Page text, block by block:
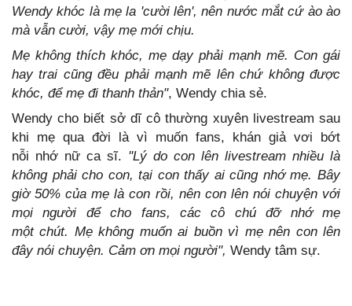
Wendy khóc là mẹ la 'cười lên', nên nước mắt cứ ào ào
mà vẫn cười, vậy mẹ mới chịu.
Mẹ không thích khóc, mẹ dạy phải mạnh mẽ. Con gái
hay trai cũng đều phải mạnh mẽ lên chứ không được
khóc, để mẹ đi thanh thản", Wendy chia sẻ.
Wendy cho biết sở dĩ cô thường xuyên livestream sau
khi mẹ qua đời là vì muốn fans, khán giả vơi bớt
nỗi nhớ nữ ca sĩ. ''Lý do con lên livestream nhiều là
không phải cho con, tại con thấy ai cũng nhớ mẹ. Bây
giờ 50% của mẹ là con rồi, nên con lên nói chuyện với
mọi người để cho fans, các cô chú đỡ nhớ mẹ
một chút. Mẹ không muốn ai buồn vì mẹ nên con lên
đây nói chuyện. Cảm ơn mọi người", Wendy tâm sự.